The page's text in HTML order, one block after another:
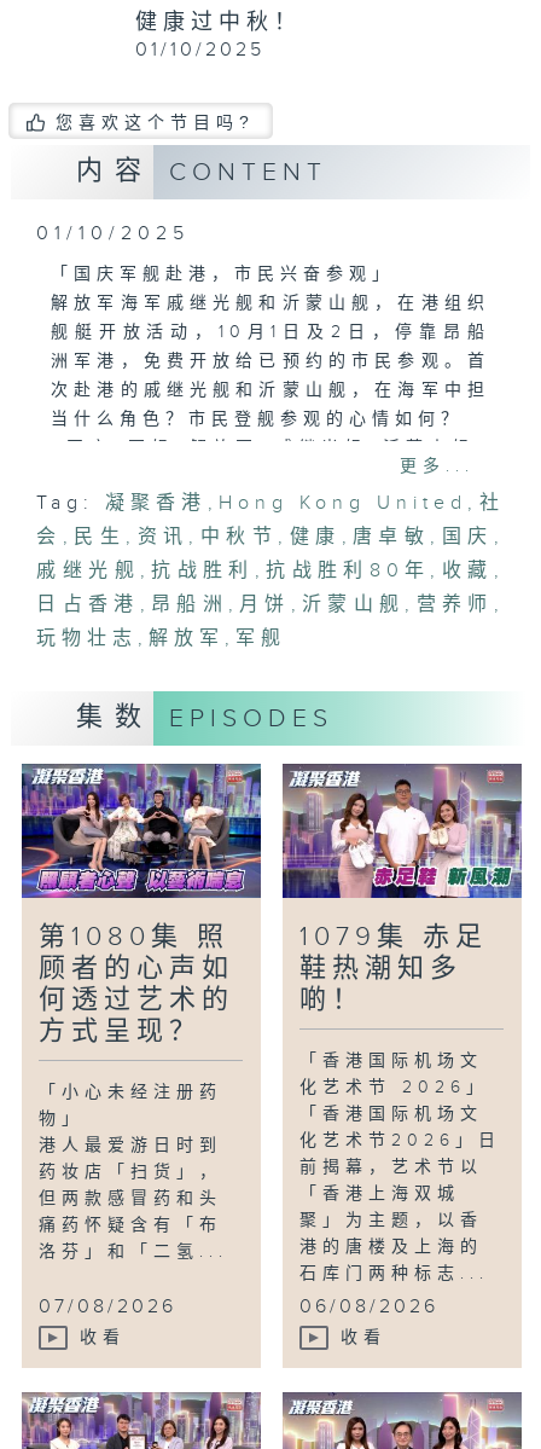
健康过中秋！
01/10/2025
您喜欢这个节目吗?
内容 CONTENT
01/10/2025
「国庆军舰赴港，市民兴奋参观」
解放军海军戚继光舰和沂蒙山舰，在港组织
舰艇开放活动，10月1日及2日，停靠昂船
洲军港，免费开放给已预约的市民参观。首
次赴港的戚继光舰和沂蒙山舰，在海军中担
当什么角色？市民登舰参观的心情如何？
「月饼来一口，健康过中秋！」
下星期一是中秋节，除了赏月，玩灯笼、食
月饼，与亲友吃大餐，欢聚佳节，也不忘关
过中秋贴士。
「玩物壮志-抗战胜利80年:日占香港时期
的收藏品（下）」
今集唐卓敏医生继续分享他所收藏的日占香
港时期文物，表达炽热的家国情怀。再跟着
他参观社区中心一个展览，当中展出了他
公众更深入了解这段抗战历史，传承爱国精
神。
#玩物壮志#抗战胜利80年#抗战胜利#日
占香港#收藏#唐卓敏#丘静雯
更多...
Tag: 凝聚香港 , Hong Kong United , 社
会 , 民生 , 资讯 , 中秋节 , 健康 , 唐卓敏 , 国庆 ,
戚继光舰 , 抗战胜利 , 抗战胜利80年 , 收藏 ,
日占香港 , 昂船洲 , 月饼 , 沂蒙山舰 , 营养师 ,
玩物壮志 ,解放军 , 军舰
集数 EPISODES
第1080集 照
顾者的心声如
何透过艺术的
方式呈现？
「小心未经注册药
物」
港人最爱游日时到
药妆店「扫货」，
但两款感冒药和头
痛药怀疑含有「布
洛芬」和「二氢...
07/08/2026
收看
1079集 赤足
鞋热潮知多
啲！
「香港国际机场文
化艺术节 2026」
「香港国际机场文
化艺术节2026」日
前揭幕，艺术节以
「香港上海双城
聚」为主题，以香
港的唐楼及上海的
石库门两种标志...
06/08/2026
收看